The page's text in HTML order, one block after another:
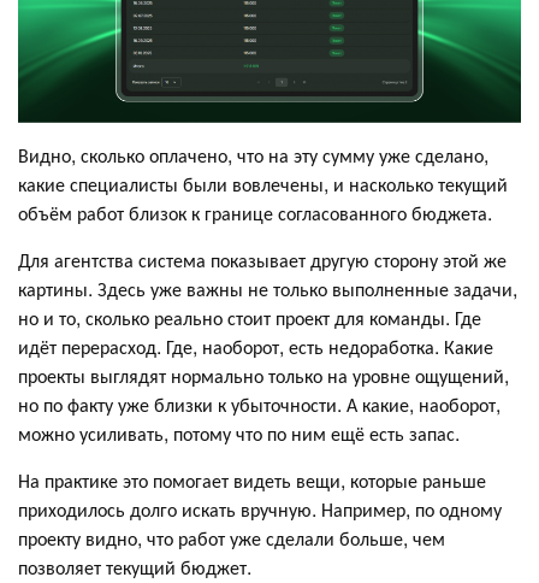
Видно, сколько оплачено, что на эту сумму уже сделано,
какие специалисты были вовлечены, и насколько текущий
объём работ близок к границе согласованного бюджета.
Для агентства система показывает другую сторону этой же
картины. Здесь уже важны не только выполненные задачи,
но и то, сколько реально стоит проект для команды. Где
идёт перерасход. Где, наоборот, есть недоработка. Какие
проекты выглядят нормально только на уровне ощущений,
но по факту уже близки к убыточности. А какие, наоборот,
можно усиливать, потому что по ним ещё есть запас.
На практике это помогает видеть вещи, которые раньше
приходилось долго искать вручную. Например, по одному
проекту видно, что работ уже сделали больше, чем
позволяет текущий бюджет.